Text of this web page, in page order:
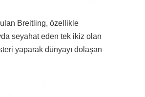
Breitling, özellikle
seyahat eden tek ikiz olan
yaparak dünyayı dolaşan